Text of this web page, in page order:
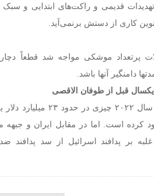
تهدیدات قدیمی و راکت‌های ابتدایی و
کاری از دستش برنمی‌آید.
پرتعداد موشکی مواجه شد قطعاً
دامنگیر آنها باشد.
این در حالی است که رژیم صهیونیستی در سال ۲۰۲۲
کرده است. اما در مقابل ایران و جبهه
غلبه بر پدافند اسرائیل از سد